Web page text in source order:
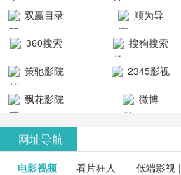
生物科技有
科技有限公
双赢目录
顺为导
航-办公运营
360搜索
搜狗搜索
策驰影院
2345影视
大全
飘花影院
微博
网址导航
电影视频 看片狂人 低端影视 |